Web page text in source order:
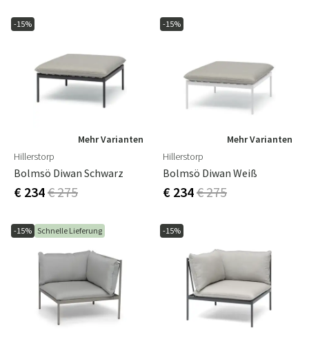
-15%
Mehr Varianten
Hillerstorp
Bolmsö Diwan Schwarz
€ 234€ 275
-15%
Mehr Varianten
Hillerstorp
Bolmsö Diwan Weiß
€ 234€ 275
-15% Schnelle Lieferung -15%